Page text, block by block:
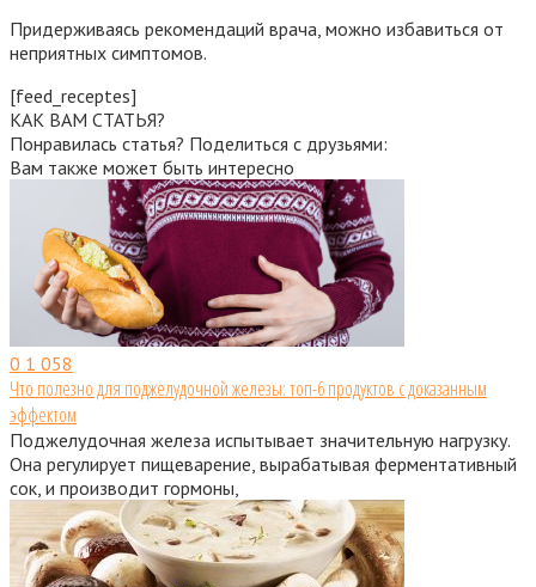
Придерживаясь рекомендаций врача, можно избавиться от
неприятных симптомов.
[feed_receptes]
КАК ВАМ СТАТЬЯ?
Понравилась статья? Поделиться с друзьями:
Вам также может быть интересно
0 1 058
Что полезно для поджелудочной железы: топ-6 продуктов с доказанным
эффектом
Поджелудочная железа испытывает значительную нагрузку.
Она регулирует пищеварение, вырабатывая ферментативный
сок, и производит гормоны,